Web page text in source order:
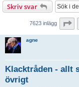
Skriv svar
7623 inlägg
agne
Klacktråden - allt
övrigt